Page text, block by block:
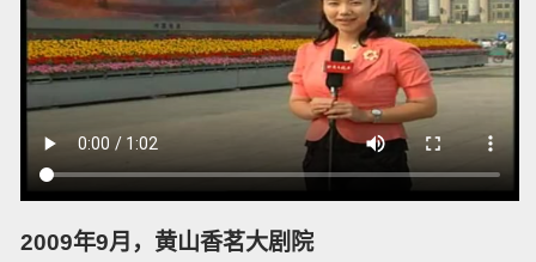
2009年9月，黄山香茗大剧院